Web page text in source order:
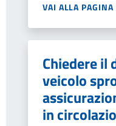
VAI ALLA PAGINA
Chiedere il
veicolo
in